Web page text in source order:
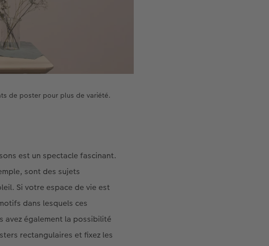
de poster pour plus de variété.
est un spectacle fascinant.
sont des sujets
Si votre espace de vie est
dans lesquels ces
avez également la possibilité
rectangulaires et fixez les